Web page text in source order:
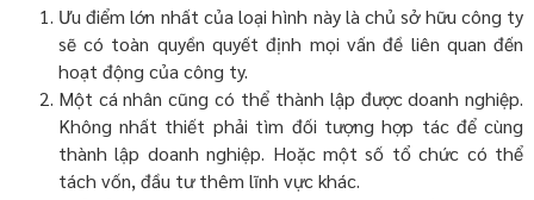
Ưu điểm lớn nhất của loại hình này là chủ sở hữu công ty
sẽ có toàn quyền quyết định mọi vấn đề liên quan đến
hoạt động của công ty.
Một cá nhân cũng có thể thành lập được doanh nghiệp.
Không nhất thiết phải tìm đối tượng hợp tác để cùng
thành lập doanh nghiệp. Hoặc một số tổ chức có thể
tách vốn, đầu tư thêm lĩnh vực khác.